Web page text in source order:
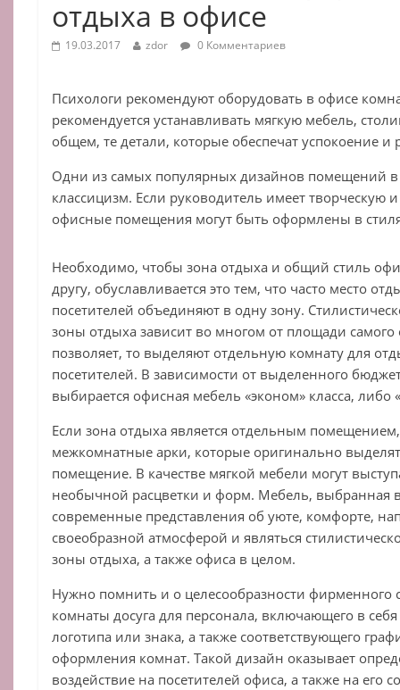
отдыха в офисе
19.03.2017 zdor 0 Комментариев
Психологи рекомендуют оборудовать в офисе
рекомендуется устанавливать мягкую мебель,
общем, те детали, которые обеспечат успокоение и
Одни из самых популярных дизайнов помещений в
классицизм. Если руководитель имеет творческую
офисные помещения могут быть оформлены в
Необходимо, чтобы зона отдыха и общий стиль
другу, обуславливается это тем, что часто место
посетителей объединяют в одну зону.
зоны отдыха зависит во многом от площади
позволяет, то выделяют отдельную комнату для
посетителей. В зависимости от выделенного
выбирается офисная мебель «эконом» класса, либо
Если зона отдыха является отдельным
межкомнатные арки, которые оригинально
помещение. В качестве мягкой мебели могут
необычной расцветки и форм. Мебель, выбранная
современные представления об уюте, комфорте,
своеобразной атмосферой и являться
зоны отдыха, а также офиса в целом.
Нужно помнить и о целесообразности фирменного
комнаты досуга для персонала, включающего в
логотипа или знака, а также соответствующего
оформления комнат. Такой дизайн оказывает
воздействие на посетителей офиса, а также на его